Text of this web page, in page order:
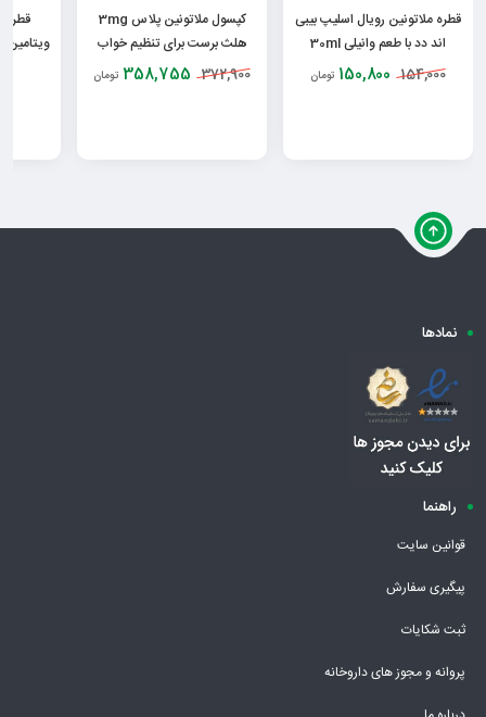
قطره ملاتونین رویال اسلیپ بیبی
اند دد با طعم وانیلی 30ml
154,000
150,800 تومان
کپسول ملاتونین پلاس 3mg
هلث برست برای تنظیم خواب
30 عدد 372,900
358,755 تومان
قطره
نمادها
راهنما
قوانین سایت
پیگیری سفارش
ثبت شکایات
پروانه و مجوز های داروخانه